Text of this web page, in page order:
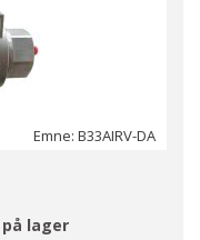
Emne: B33AIRV-DA
lager